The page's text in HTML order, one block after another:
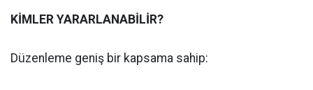
KİMLER YARARLANABİLİR?
Düzenleme geniş bir kapsama sahip: